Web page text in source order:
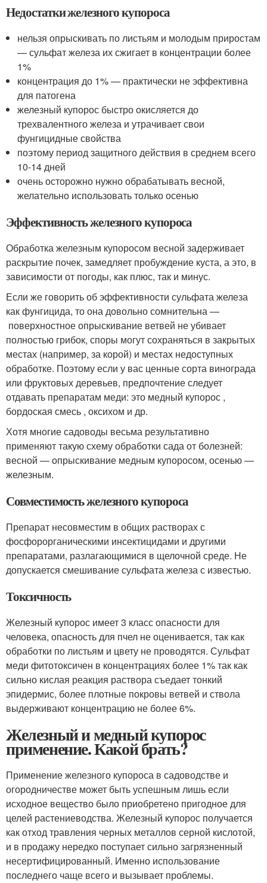
Недостатки железного купороса
нельзя опрыскивать по листьям и молодым приростам
— сульфат железа их сжигает в концентрации более
1%
концентрация до 1% — практически не эффективна
для патогена
железный купорос быстро окисляется до
трехвалентного железа и утрачивает свои
фунгицидные свойства
поэтому период защитного действия в среднем всего
10-14 дней
очень осторожно нужно обрабатывать весной,
желательно использовать только осенью
Эффективность железного купороса
Обработка железным купоросом весной задерживает
раскрытие почек, замедляет пробуждение куста, а это, в
зависимости от погоды, как плюс, так и минус.
Если же говорить об эффективности сульфата железа
как фунгицида, то она довольно сомнительна —
поверхностное опрыскивание ветвей не убивает
полностью грибок, споры могут сохраняться в закрытых
местах (например, за корой) и местах недоступных
обработке. Поэтому если у вас ценные сорта винограда
или фруктовых деревьев, предпочтение следует
отдавать препаратам меди: это медный купорос ,
бордоская смесь , оксихом и др.
Хотя многие садоводы весьма результативно
применяют такую схему обработки сада от болезней:
весной — опрыскивание медным купоросом, осенью —
железным.
Совместимость железного купороса
Препарат несовместим в общих растворах с
фосфорорганическими инсектицидами и другими
препаратами, разлагающимися в щелочной среде. Не
допускается смешивание сульфата железа с известью.
Токсичность
Железный купорос имеет 3 класс опасности для
человека, опасность для пчел не оценивается, так как
обработки по листьям и цвету не проводятся. Сульфат
меди фитотоксичен в концентрациях более 1% так как
сильно кислая реакция раствора съедает тонкий
эпидермис, более плотные покровы ветвей и ствола
выдерживают концентрацию не более 6%.
Железный и медный купорос
применение. Какой брать?
Применение железного купороса в садоводстве и
огородничестве может быть успешным лишь если
исходное вещество было приобретено пригодное для
целей растениеводства. Железный купорос получается
как отход травления черных металлов серной кислотой,
и в продажу нередко поступает сильно загрязненный
несертифицированный. Именно использование
последнего чаще всего и вызывает проблемы.